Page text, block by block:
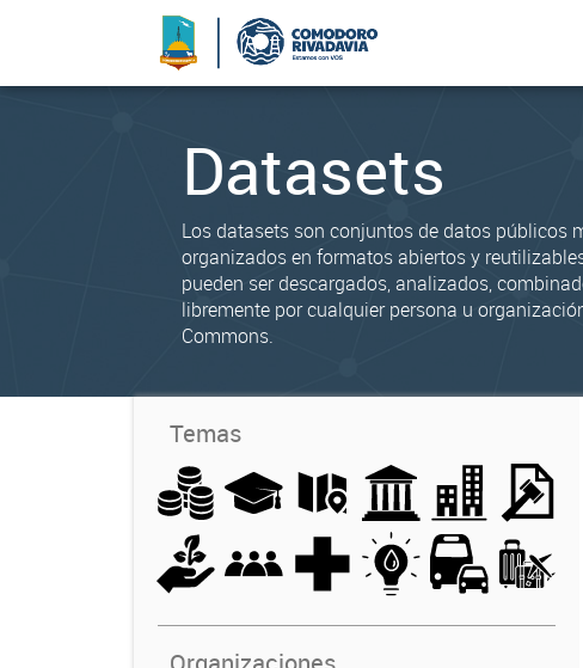
Datasets
Los datasets son conjuntos de datos públicos
organizados en formatos abiertos y
pueden ser descargados, analizados,
libremente por cualquier persona u
Commons.
Temas